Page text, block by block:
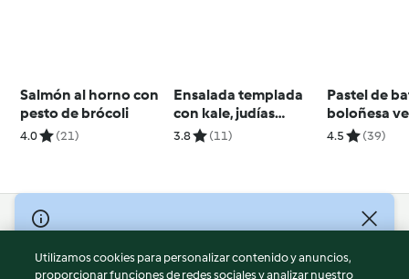
Salmón al horno con
pesto de brócoli
4.0 (21)
Ensalada templada
con kale, judías
blancas, nueces y
3.8 (11)
Pastel de
boloñesa
4.5 (39)
© Copyright 2026
Términos de uso
Utilizamos cookies para personalizar contenido y anuncios,
proporcionar funciones de redes sociales y analizar nuestro